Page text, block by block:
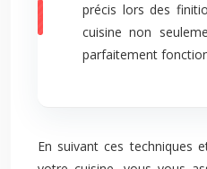
précis lors des
cuisine non
parfaitement
En suivant ces techniques